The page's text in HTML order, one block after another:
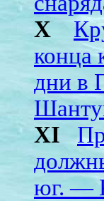
X
конца
дни в
XI
юг. —